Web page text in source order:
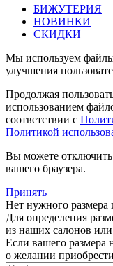
БИЖУТЕРИЯ
НОВИНКИ
СКИДКИ
Мы используем файлы
улучшения
Продолжая
использованием
соответствии с
Политикой
Вы можете отключить
вашего браузера.
Принять
Нет нужного размера
Для определения
из наших салонов
Если вашего размера
о желании